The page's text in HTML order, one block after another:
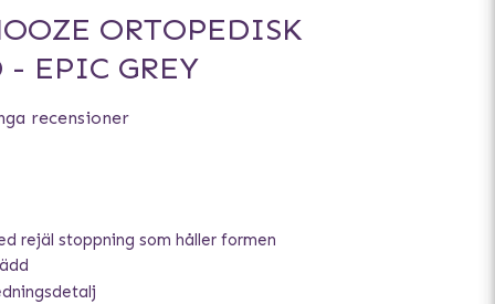
ORTOPEDISK
EPIC GREY
recensioner
rejäl stoppning som håller formen